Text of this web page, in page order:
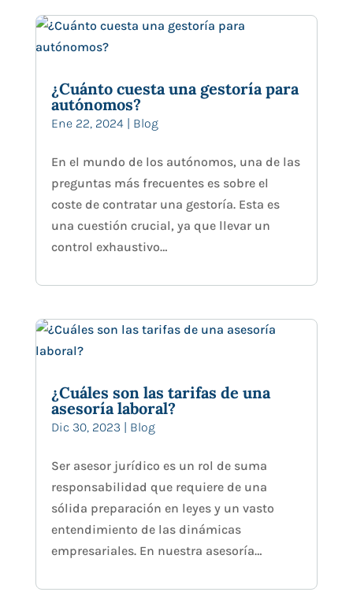
¿Cuánto cuesta una gestoría para
autónomos?
Ene 22, 2024| Blog
En el mundo de los autónomos, una de las
preguntas más frecuentes es sobre el
coste de contratar una gestoría. Esta es
una cuestión crucial, ya que llevar un
control exhaustivo…
¿Cuáles son las tarifas de una
asesoría laboral?
Dic 30, 2023 | Blog
Ser asesor jurídico es un rol de suma
responsabilidad que requiere de una
sólida preparación en leyes y un vasto
entendimiento de las dinámicas
empresariales. En nuestra asesoría…